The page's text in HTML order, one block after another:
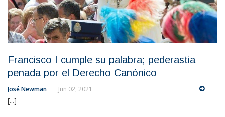
Francisco I cumple su palabra; pederastia
penada por el Derecho Canónico
José Newman Jun 02, 2021
[...]